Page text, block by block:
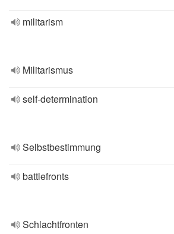
militarism
Militarismus
self-determination
Selbstbestimmung
battlefronts
Schlachtfronten